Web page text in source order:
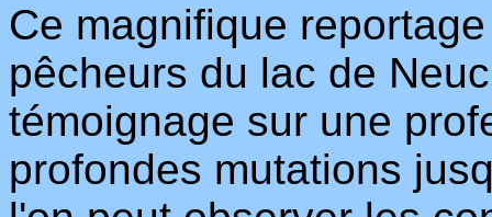
Ce magnifique
pêcheurs du lac de
témoignage sur une
profondes mutations